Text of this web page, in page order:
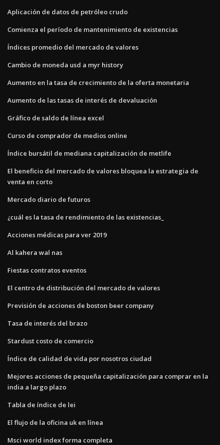
Aplicación de datos de petróleo crudo
Comienza el período de mantenimiento de existencias
Índices promedio del mercado de valores
Cambio de moneda usd a myr history
Aumento en la tasa de crecimiento de la oferta monetaria
Aumento de las tasas de interés de devaluación
Gráfico de saldo de línea excel
Curso de comprador de medios online
Índice bursátil de mediana capitalización de metlife
El beneficio del mercado de valores bloquea la estrategia de
venta en corto
Mercado diario de futuros
¿cuál es la tasa de rendimiento de las existencias_
Acciones médicas para ver 2019
Al kahera wal nas
Fiestas contratos eventos
El centro de distribución del mercado de valores
Previsión de acciones de boston beer company
Tasa de interés del brazo
Stardust costo de comercio
Índice de calidad de vida por nosotros ciudad
Mejores acciones de pequeña capitalización para comprar en la
india a largo plazo
Tabla de índice de lei
El flujo de la oficina uk en línea
Msci world index forma completa